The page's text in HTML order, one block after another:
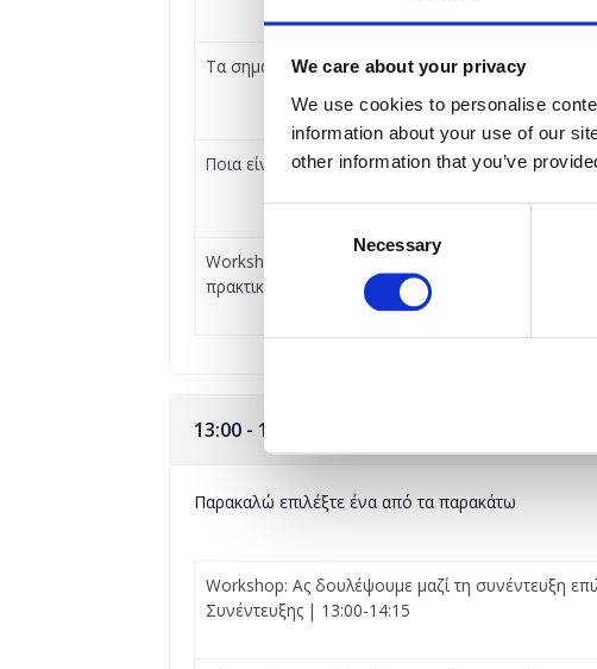
We care about your privacy
We use cookies to personalise
information about your use of our
other information that you’ve
Necessary
Τα σημαντικότερα soft skills (δεξιότητες) στην
Ποια είναι τα βήματα για μια επιτυχημένη
Workshop: Συμβουλευτική & Επιχειρηματικότητα -
πρακτικών | 11:30-12:45
13:00 - 14:15
Παρακαλώ επιλέξτε ένα από τα παρακάτω
Workshop: Ας δουλέψουμε μαζί τη συνέντευξη
Συνέντευξης | 13:00-14:15